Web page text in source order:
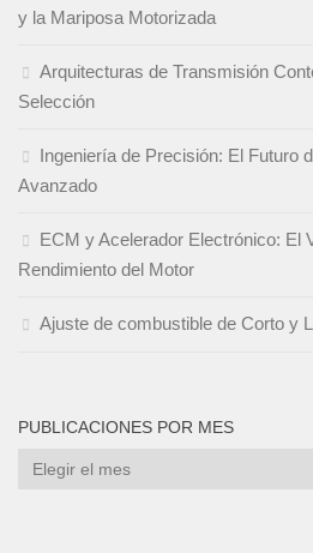
y la Mariposa Motorizada
Arquitecturas de Transmisión
Selección
Ingeniería de Precisión: El Futuro
Avanzado
ECM y Acelerador Electrónico: El
Rendimiento del Motor
Ajuste de combustible de Corto y
PUBLICACIONES POR MES
Publicaciones